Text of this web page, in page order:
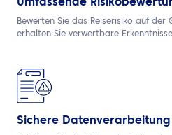
Umfassende
Bewerten Sie das Reiserisiko auf der
erhalten Sie verwertbare
Sichere Datenverarbeitung